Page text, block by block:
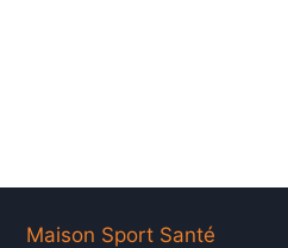
Maison Sport Santé